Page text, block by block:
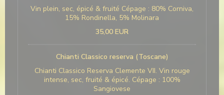
Vin plein, sec, épicé & fruité Cépage : 80% Corniva,
15% Rondinella, 5% Molinara
35,00 EUR
Chianti Classico reserva (Toscane)
Chianti Classico Reserva Clemente VII. Vin rouge
intense, sec, fruité & épicé. Cépage : 100%
Sangiovese